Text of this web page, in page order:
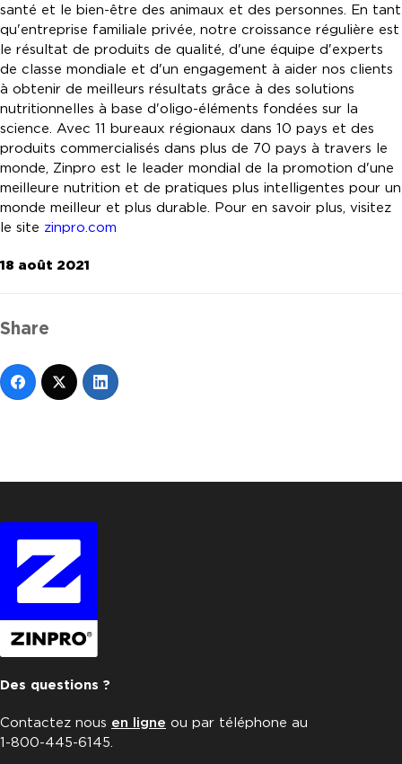
santé et le bien-être des animaux et des personnes. En tant
qu'entreprise familiale privée, notre croissance régulière est
le résultat de produits de qualité, d'une équipe d'experts
de classe mondiale et d'un engagement à aider nos clients
à obtenir de meilleurs résultats grâce à des solutions
nutritionnelles à base d'oligo-éléments fondées sur la
science. Avec 11 bureaux régionaux dans 10 pays et des
produits commercialisés dans plus de 70 pays à travers le
monde, Zinpro est le leader mondial de la promotion d'une
meilleure nutrition et de pratiques plus intelligentes pour un
monde meilleur et plus durable. Pour en savoir plus, visitez
le site zinpro.com
18 août 2021
Share
Des questions ?
Contactez nous en ligne ou par téléphone au
1-800-445-6145.